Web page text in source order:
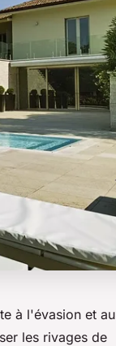
à l'évasion et au
les rivages de